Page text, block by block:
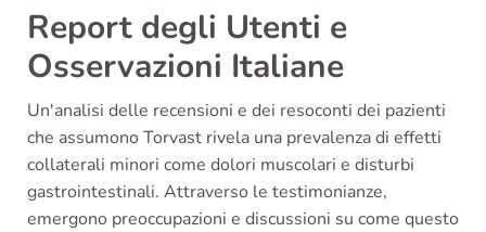
Report degli Utenti e
Osservazioni Italiane
Un'analisi delle recensioni e dei resoconti dei pazienti
che assumono Torvast rivela una prevalenza di effetti
collaterali minori come dolori muscolari e disturbi
gastrointestinali. Attraverso le testimonianze,
emergono preoccupazioni e discussioni su come questo